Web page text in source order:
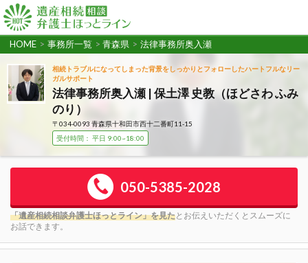
HOME > 事務所一覧 > 青森県 > 法律事務所奥入瀬
相続トラブルになってしまった背景をしっかりとフォローしたハートフルなリー
ガルサポート
法律事務所奥入瀬 | 保土澤 史教（ほどさわ ふみ
のり）
〒034-0093 青森県十和田市西十二番町11-15
受付時間： 平日 9:00~18:00
050-5385-2028
「遺産相続相談弁護士ほっとライン」を見たとお伝えいただくとスムーズに
お話できます。